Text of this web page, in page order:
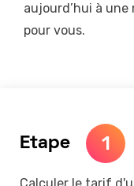
aujourd’hui à
pour vous.
Etape 1